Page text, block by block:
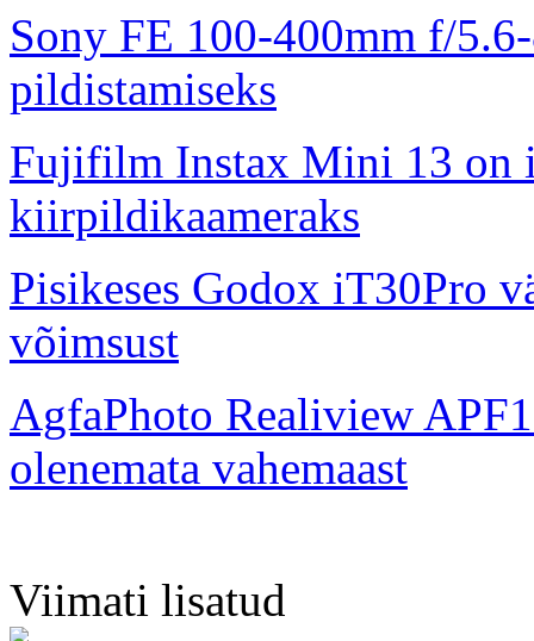
Sony FE 100-400mm f/
pildistamiseks
Fujifilm Instax Mini 13 on
kiirpildikaameraks
Pisikeses Godox iT30Pro
võimsust
AgfaPhoto Realiview
olenemata vahemaast
Viimati lisatud